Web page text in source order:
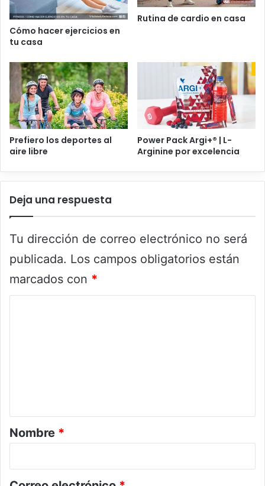
Cómo hacer ejercicios en
tu casa
Rutina de cardio en casa
Prefiero los deportes al
aire libre
Power Pack Argi+® | L-
Arginine por excelencia
Deja una respuesta
Tu dirección de correo electrónico no será
publicada. Los campos obligatorios están
marcados con *
r
i
*
Nombre *